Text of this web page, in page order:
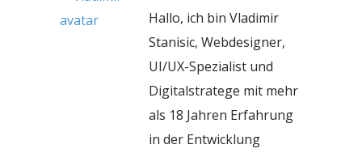
Hallo, ich bin Vladimir
Stanisic, Webdesigner,
UI/UX-Spezialist und
Digitalstratege mit mehr
als 18 Jahren Erfahrung
in der Entwicklung